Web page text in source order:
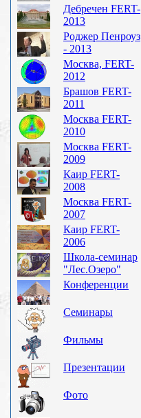
Дебречен FERT-
2013
Роджер Пенроуз
- 2013
Москва, FERT-
2012
Брашов FERT-
2011
Москва FERT-
2010
Москва FERT-
2009
Каир FERT-
2008
Москва FERT-
2007
Каир FERT-
2006
Школа-семинар
"Лес.Озеро"
Конференции
Семинары
Фильмы
Презентации
Фото